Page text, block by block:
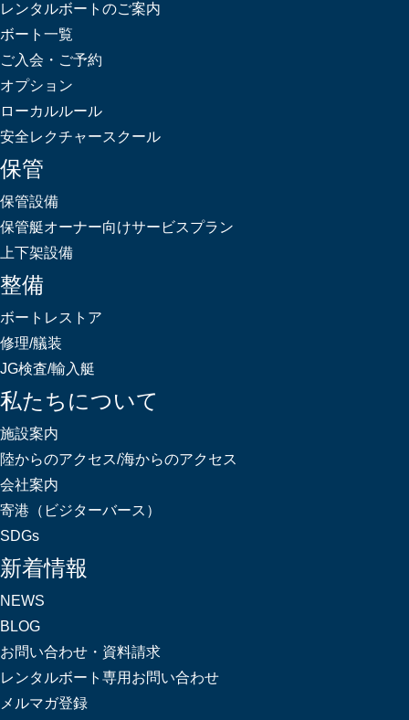
レンタルボートのご案内
ボート一覧
ご入会・ご予約
オプション
ローカルルール
安全レクチャースクール
保管
保管設備
保管艇オーナー向けサービスプラン
上下架設備
整備
ボートレストア
修理/艤装
JG検査/輸入艇
私たちについて
施設案内
陸からのアクセス/海からのアクセス
会社案内
寄港（ビジターバース）
SDGs
新着情報
NEWS
BLOG
お問い合わせ・資料請求
レンタルボート専用お問い合わせ
メルマガ登録